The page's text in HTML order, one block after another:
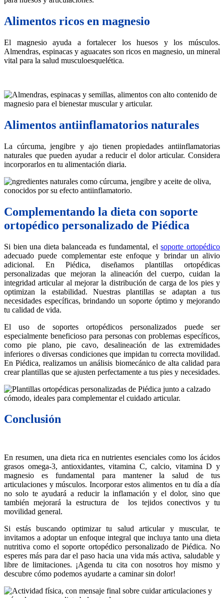
Alimentos ricos en magnesio
El magnesio ayuda a fortalecer los huesos y los músculos.
Almendras, espinacas y aguacates son ricos en magnesio, un mineral
vital para la salud musculoesquelética.
Alimentos antiinflamatorios naturales
La cúrcuma, jengibre y ajo tienen propiedades antiinflamatorias
naturales que pueden ayudar a reducir el dolor articular. Considera
incorporarlos en tu alimentación diaria.
Complementando la dieta con soporte
ortopédico personalizado de Piédica
Si bien una dieta balanceada es fundamental, elsoporte ortopédico
adecuado puede complementar este enfoque y brindar un alivio
adicional. En Piédica, diseñamos plantillas ortopédicas
personalizadas que mejoran la alineación del cuerpo, cuidan la
integridad articular al mejorar la distribución de carga de los pies y
optimizan la estabilidad. Nuestras plantillas se adaptan a tus
necesidades específicas, brindando un soporte óptimo y mejorando
tu calidad de vida.
El uso de soportes ortopédicos personalizados puede ser
especialmente beneficioso para personas con problemas específicos,
como pie plano, pie cavo, desalineación de las extremidades
inferiores o diversas condiciones que impidan tu correcta movilidad.
En Piédica, realizamos un análisis biomecánico de alta calidad para
crear plantillas que se ajusten perfectamente a tus pies y necesidades.
Conclusión
En resumen, una dieta rica en nutrientes esenciales como los ácidos
grasos omega-3, antioxidantes, vitamina C, calcio, vitamina D y
magnesio es fundamental para mantener la salud de tus
articulaciones y músculos. Incorporar estos alimentos en tu día a día
no solo te ayudará a reducir la inflamación y el dolor, sino que
también mejorará la estructura de los tejidos conectivos y tu
movilidad general.
Si estás buscando optimizar tu salud articular y muscular, te
invitamos a adoptar un enfoque integral que incluya tanto una dieta
nutritiva como el soporte ortopédico personalizado de Piédica. No
esperes más para dar el paso hacia una vida más activa, saludable y
libre de limitaciones. ¡Agenda tu cita con nosotros hoy mismo y
descubre cómo podemos ayudarte a caminar sin dolor!